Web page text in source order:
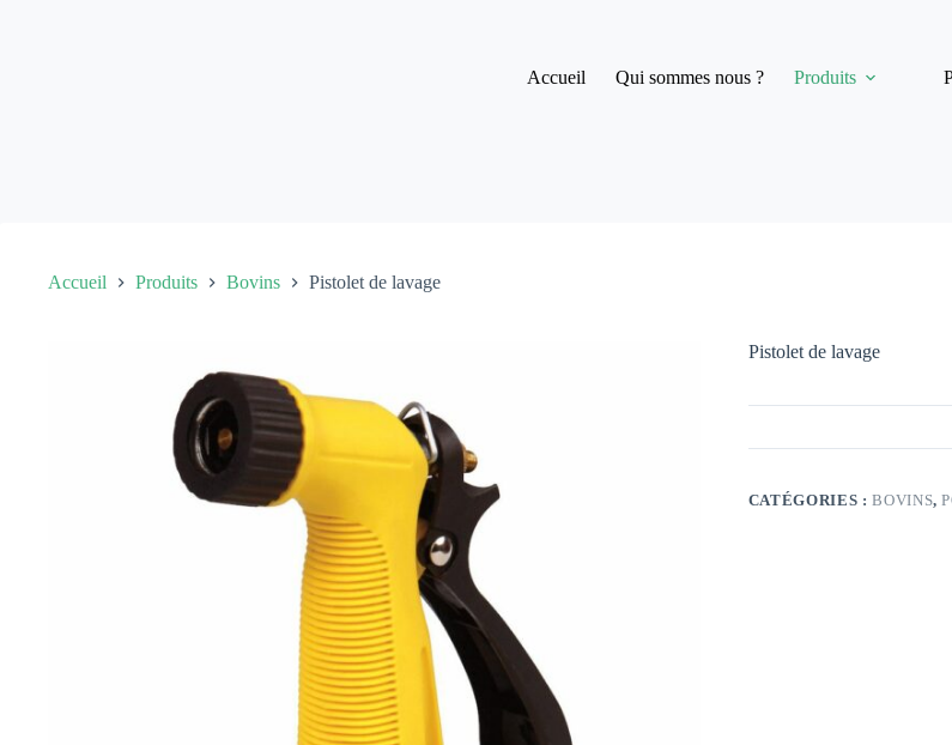
Accueil
Qui sommes nous ? Produits
Accueil Produits Bovins Pistolet de lavage
Pistolet de lavage
CATÉGORIES :BOVINS,